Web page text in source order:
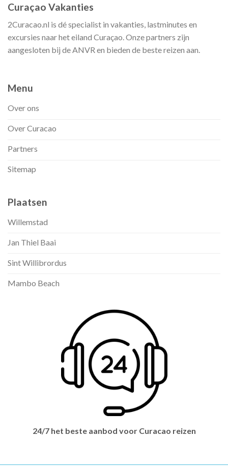
Curaçao Vakanties
2Curacao.nl is dé specialist in vakanties, lastminutes en
excursies naar het eiland Curaçao. Onze partners zijn
aangesloten bij de ANVR en bieden de beste reizen aan.
Menu
Over ons
Over Curacao
Partners
Sitemap
Plaatsen
Willemstad
Jan Thiel Baai
Sint Willibrordus
Mambo Beach
24/7 het beste aanbod voor Curacao reizen